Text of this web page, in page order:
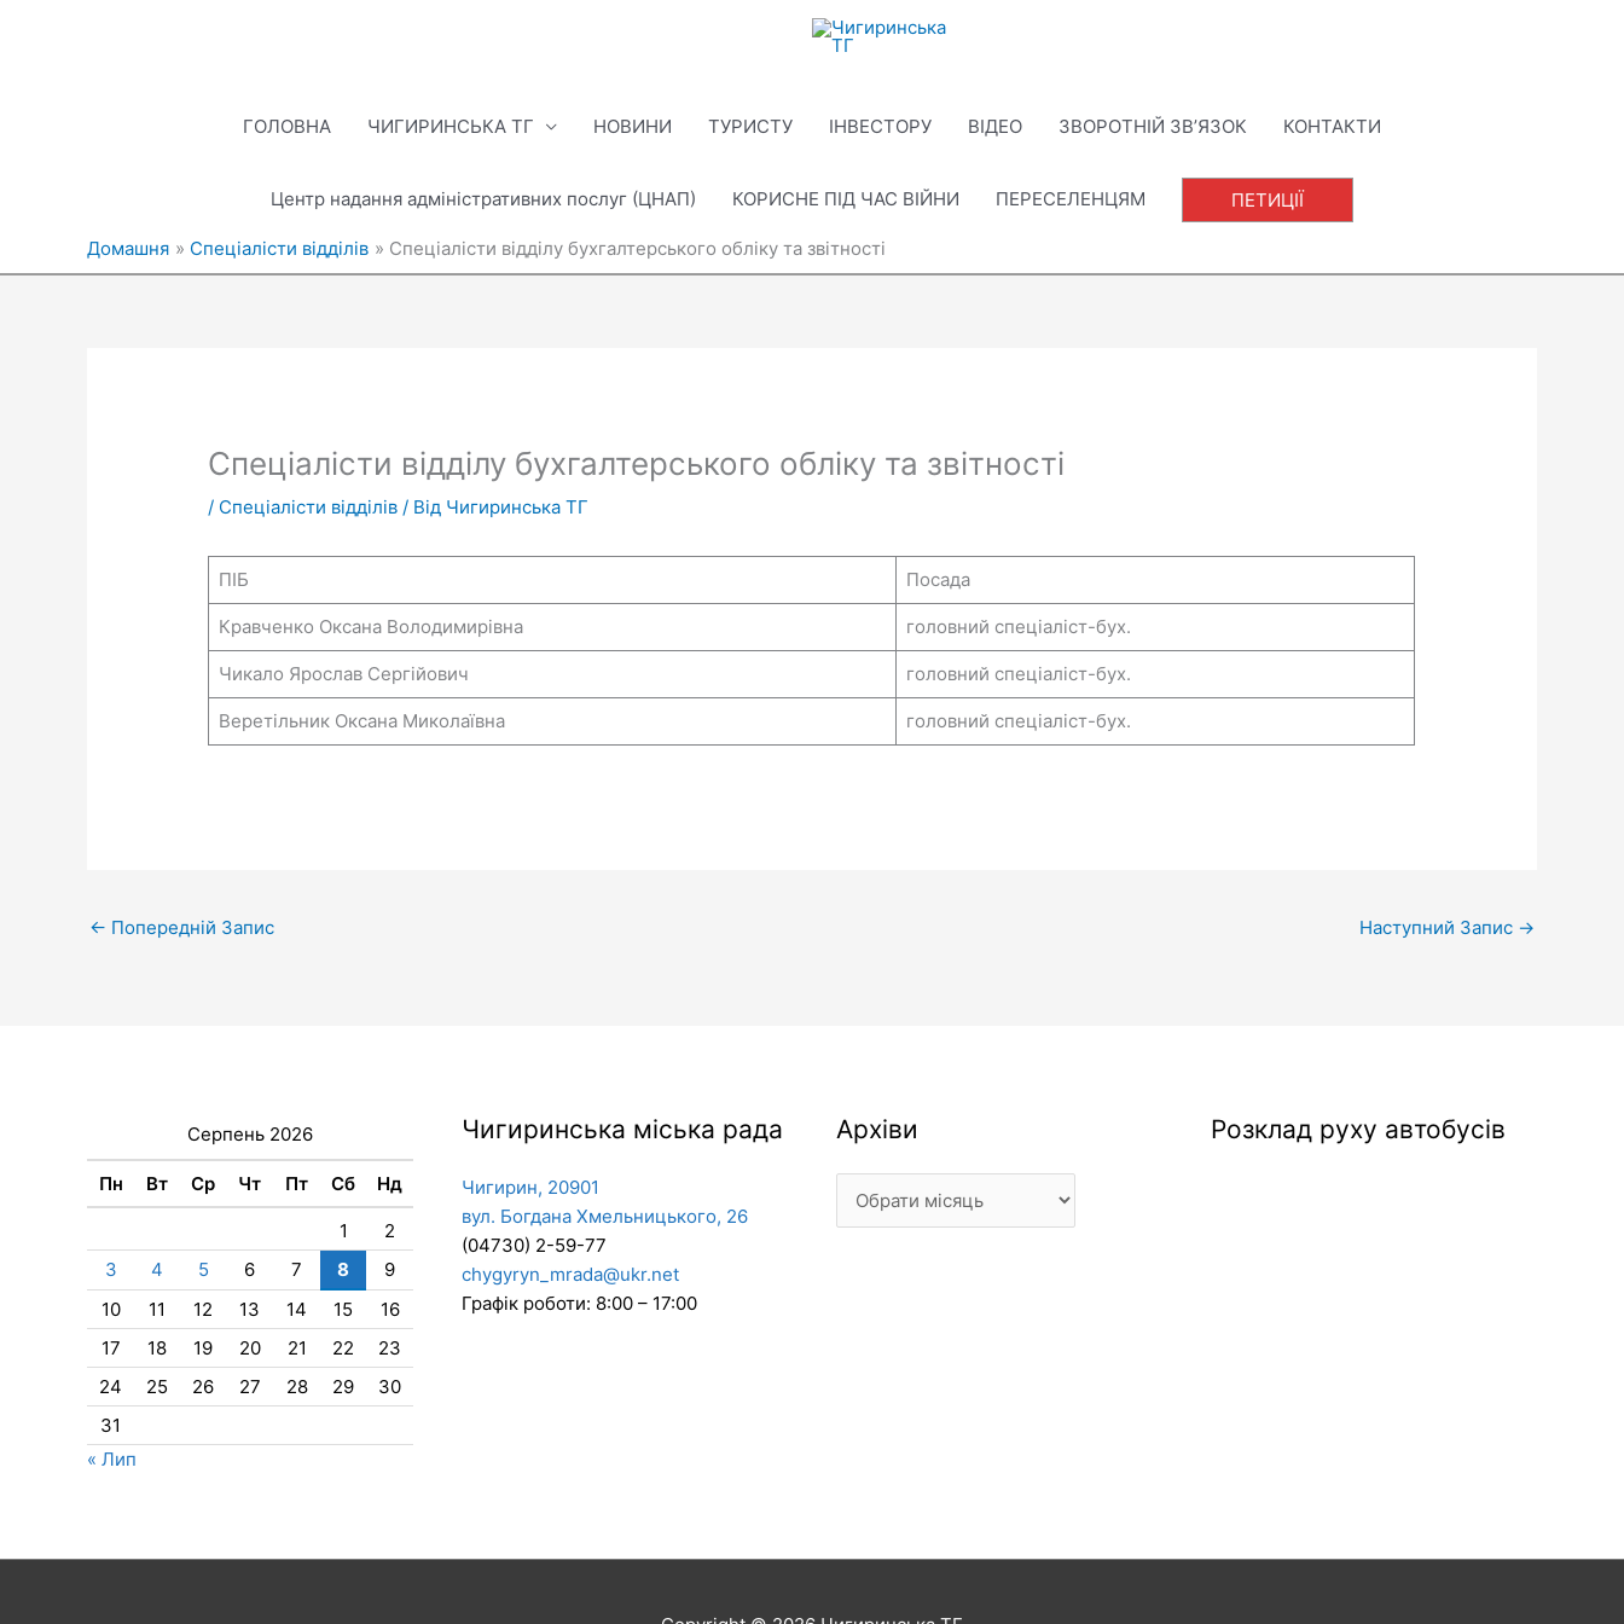
ГОЛОВНА ЧИГИРИНСЬКА ТГ НОВИНИ ТУРИСТУ ІНВЕСТОРУ ВІДЕО ЗВОРОТНІЙ ЗВ’ЯЗОК КОНТАКТИ
Центр надання адміністративних послуг (ЦНАП) КОРИСНЕ ПІД ЧАС ВІЙНИ ПЕРЕСЕЛЕНЦЯМ ПЕТИЦІЇ
Домашня Спеціалісти відділів Спеціалісти відділу бухгалтерського обліку та звітності
Спеціалісти відділу бухгалтерського обліку та звітності
/ Спеціалісти відділів / Від Чигиринська ТГ
ПІБ Посада
Кравченко Оксана Володимирівна головний спеціаліст-бух.
Чикало Ярослав Сергійович головний спеціаліст-бух.
Веретільник Оксана Миколаївна головний спеціаліст-бух.
← Попередній Запис Наступний Запис →
Серпень 2026
Пн Вт Ср Чт Пт Сб Нд
1
2
3
4 5 6 7 8
9
10
11 12 13 14 15
16
17
18 19 20 21 22
23
24
25 26 27 28 29
30
31
« Лип
Чигиринська міська рада
Чигирин, 20901
вул. Богдана Хмельницького, 26
(04730) 2-59-77
chygyryn_mrada@ukr.net
Графік роботи: 8:00 – 17:00
Архіви
Архіви Розклад руху автобусів